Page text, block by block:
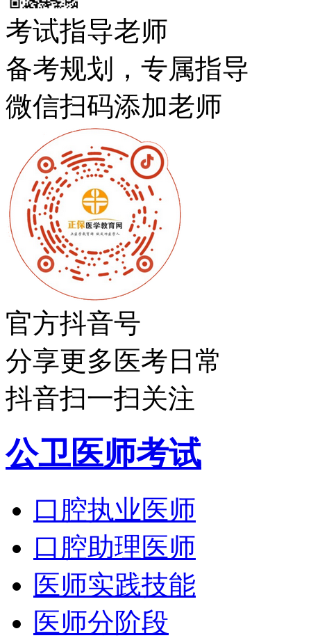
考试指导老师
备考规划，专属指导
微信扫码添加老师
官方抖音号
分享更多医考日常
抖音扫一扫关注
公卫医师考试
口腔执业医师
口腔助理医师
医师实践技能
医师分阶段